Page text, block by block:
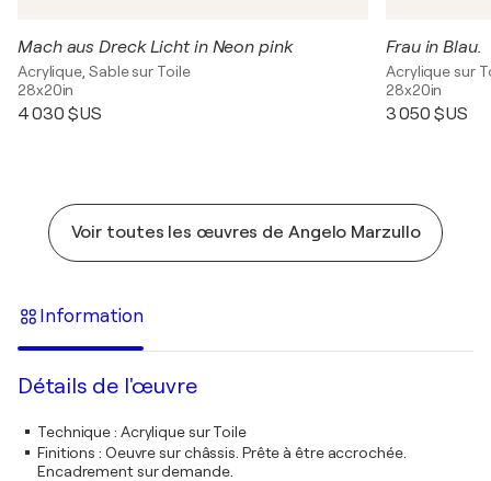
Mach aus Dreck Licht in Neon pink
Acrylique, Sable sur Toile
28x20in
4 030 $US
Frau in Blau.
Acrylique sur
28x20in
3 050 $US
Voir toutes les œuvres de Angelo Marzullo
Information
Détails de l'œuvre
Technique: Acrylique sur Toile
Finitions : Oeuvre sur châssis. Prête à être accrochée.
Encadrement sur demande.